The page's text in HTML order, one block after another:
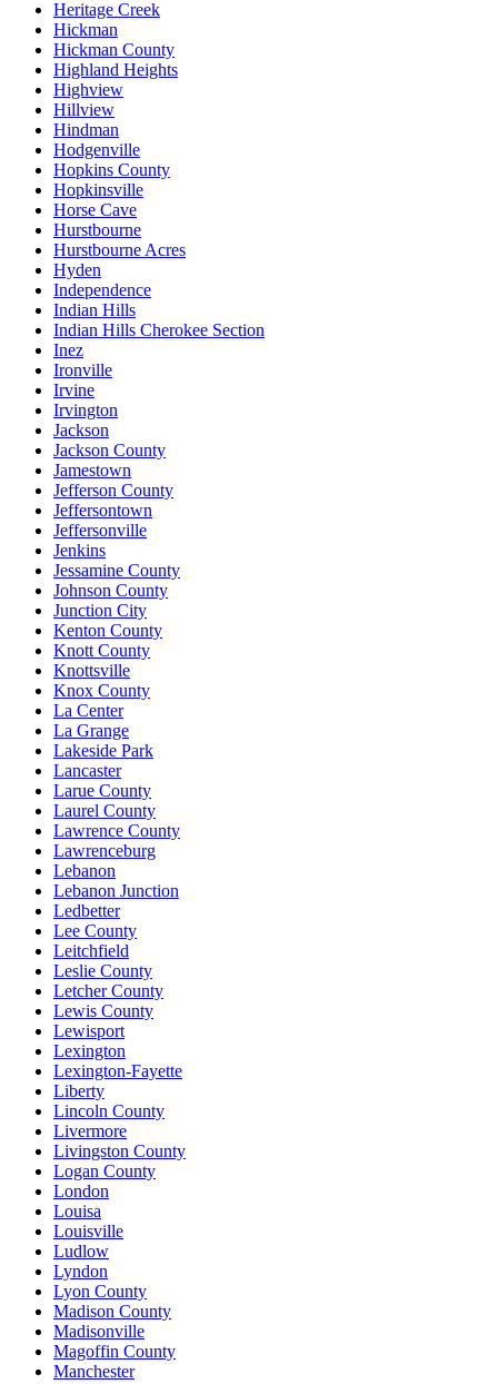
Heritage Creek
Hickman
Hickman County
Highland Heights
Highview
Hillview
Hindman
Hodgenville
Hopkins County
Hopkinsville
Horse Cave
Hurstbourne
Hurstbourne Acres
Hyden
Independence
Indian Hills
Indian Hills Cherokee Section
Inez
Ironville
Irvine
Irvington
Jackson
Jackson County
Jamestown
Jefferson County
Jeffersontown
Jeffersonville
Jenkins
Jessamine County
Johnson County
Junction City
Kenton County
Knott County
Knottsville
Knox County
La Center
La Grange
Lakeside Park
Lancaster
Larue County
Laurel County
Lawrence County
Lawrenceburg
Lebanon
Lebanon Junction
Ledbetter
Lee County
Leitchfield
Leslie County
Letcher County
Lewis County
Lewisport
Lexington
Lexington-Fayette
Liberty
Lincoln County
Livermore
Livingston County
Logan County
London
Louisa
Louisville
Ludlow
Lyndon
Lyon County
Madison County
Madisonville
Magoffin County
Manchester